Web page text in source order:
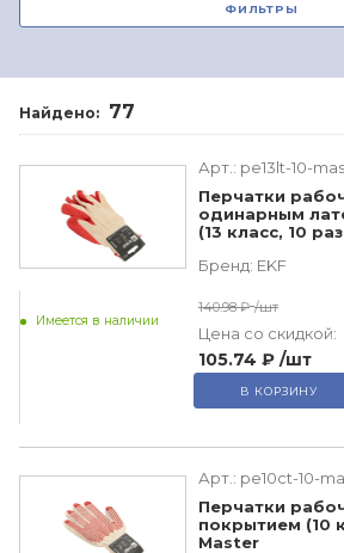
ФИЛЬТРЫ
Найдено: 77
Арт.: pe13lt-10-mas
Перчатки
одинарным
(13 класс, 10
Бренд: EKF
Имеется в наличии
140.98 ₽ /шт
Цена со скидкой:
105.74 ₽ /шт
В КОРЗИНУ
Арт.: pe10ct-10-
Перчатки
покрытием (10
Master